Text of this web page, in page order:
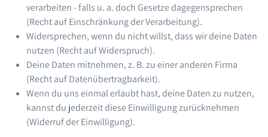
verarbeiten - falls u. a. doch Gesetze dagegensprechen
(Recht auf Einschränkung der Verarbeitung).
Widersprechen, wenn du nicht willst, dass wir deine Daten
nutzen (Recht auf Widerspruch).
Deine Daten mitnehmen, z. B. zu einer anderen Firma
(Recht auf Datenübertragbarkeit).
Wenn du uns einmal erlaubt hast, deine Daten zu nutzen,
kannst du jederzeit diese Einwilligung zurücknehmen
(Widerruf der Einwilligung).